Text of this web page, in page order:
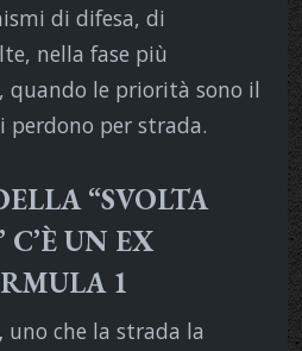
di difesa, di
nella fase più
quando le priorità sono il
perdono per strada.
“SVOLTA
UN EX
1
uno che la strada la